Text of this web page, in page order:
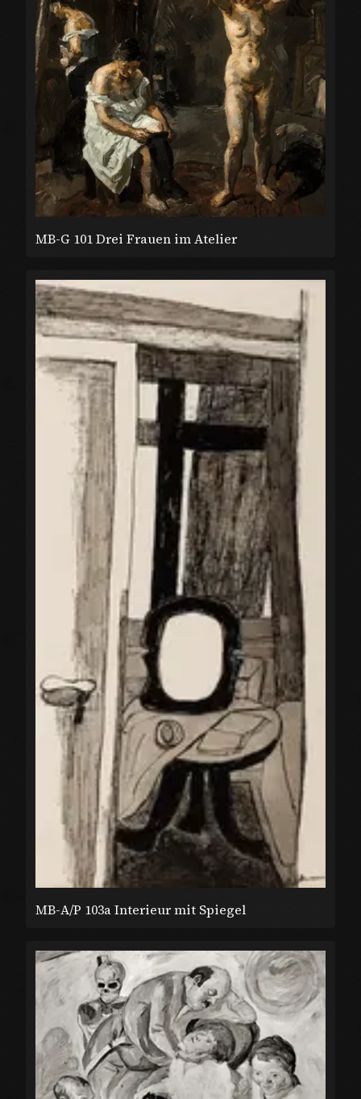
MB-G 101 Drei Frauen im Atelier
MB-A/P 103a Interieur mit Spiegel